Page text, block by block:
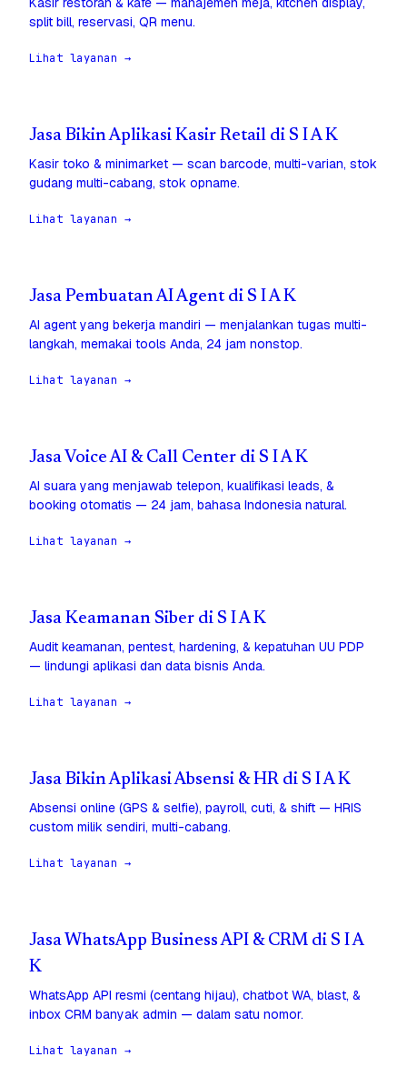
split bill, reservasi, QR menu.
Lihat layanan →
Jasa Bikin Aplikasi Kasir Retail di S I A K
Kasir toko & minimarket — scan barcode, multi-varian, stok
gudang multi-cabang, stok opname.
Lihat layanan →
Jasa Pembuatan AI Agent di S I A K
AI agent yang bekerja mandiri — menjalankan tugas multi-
langkah, memakai tools Anda, 24 jam nonstop.
Lihat layanan →
Jasa Voice AI & Call Center di S I A K
AI suara yang menjawab telepon, kualifikasi leads, &
booking otomatis — 24 jam, bahasa Indonesia natural.
Lihat layanan →
Jasa Keamanan Siber di S I A K
Audit keamanan, pentest, hardening, & kepatuhan UU PDP
— lindungi aplikasi dan data bisnis Anda.
Lihat layanan →
Jasa Bikin Aplikasi Absensi & HR di S I A K
Absensi online (GPS & selfie), payroll, cuti, & shift — HRIS
custom milik sendiri, multi-cabang.
Lihat layanan →
Jasa WhatsApp Business API & CRM di S I A
K
WhatsApp API resmi (centang hijau), chatbot WA, blast, &
inbox CRM banyak admin — dalam satu nomor.
Lihat layanan →